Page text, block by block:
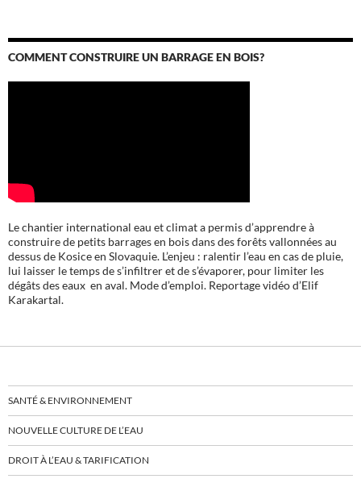
COMMENT CONSTRUIRE UN BARRAGE EN BOIS?
Le chantier international eau et climat a permis d’apprendre à
construire de petits barrages en bois dans des forêts vallonnées au
dessus de Kosice en Slovaquie. L’enjeu : ralentir l’eau en cas de pluie,
lui laisser le temps de s’infiltrer et de s’évaporer, pour limiter les
dégâts des eaux en aval. Mode d’emploi. Reportage vidéo d’Elif
Karakartal.
SANTÉ & ENVIRONNEMENT
NOUVELLE CULTURE DE L’EAU
DROIT À L’EAU & TARIFICATION